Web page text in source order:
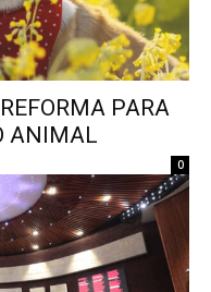
PARA
ANIMAL
0